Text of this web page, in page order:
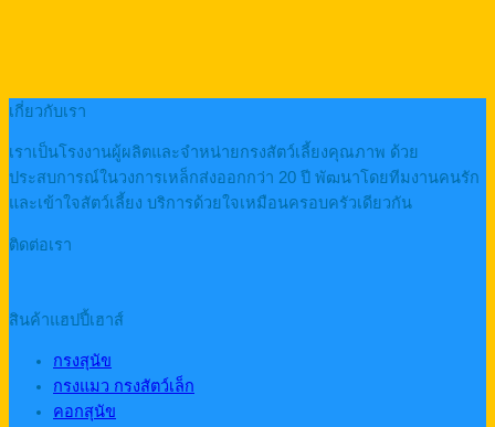
เกี่ยวกับเรา
เราเป็นโรงงานผู้ผลิตและจำหน่ายกรงสัตว์เลี้ยงคุณภาพ ด้วย
ประสบการณ์ในวงการเหล็กส่งออกกว่า 20 ปี พัฒนาโดยทีมงานคนรัก
และเข้าใจสัตว์เลี้ยง บริการด้วยใจเหมือนครอบครัวเดียวกัน
ติดต่อเรา
สินค้าแฮปปี้เฮาส์
กรงสุนัข
กรงแมว กรงสัตว์เล็ก
คอกสุนัข